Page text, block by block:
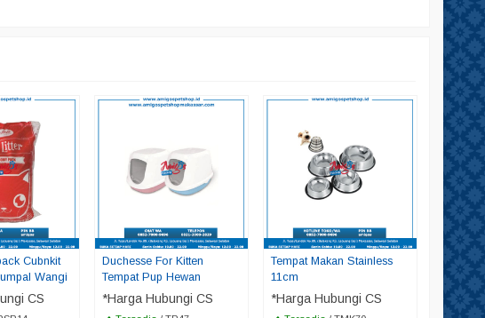
Cubnkit
Wangi
CS
Duchesse For Kitten
Tempat Pup Hewan
*Harga Hubungi CS
Tempat Makan Stainless
11cm
*Harga Hubungi CS